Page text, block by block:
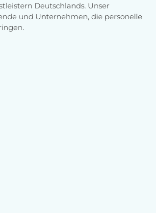
Deutschlands. Unser
und Unternehmen, die personelle